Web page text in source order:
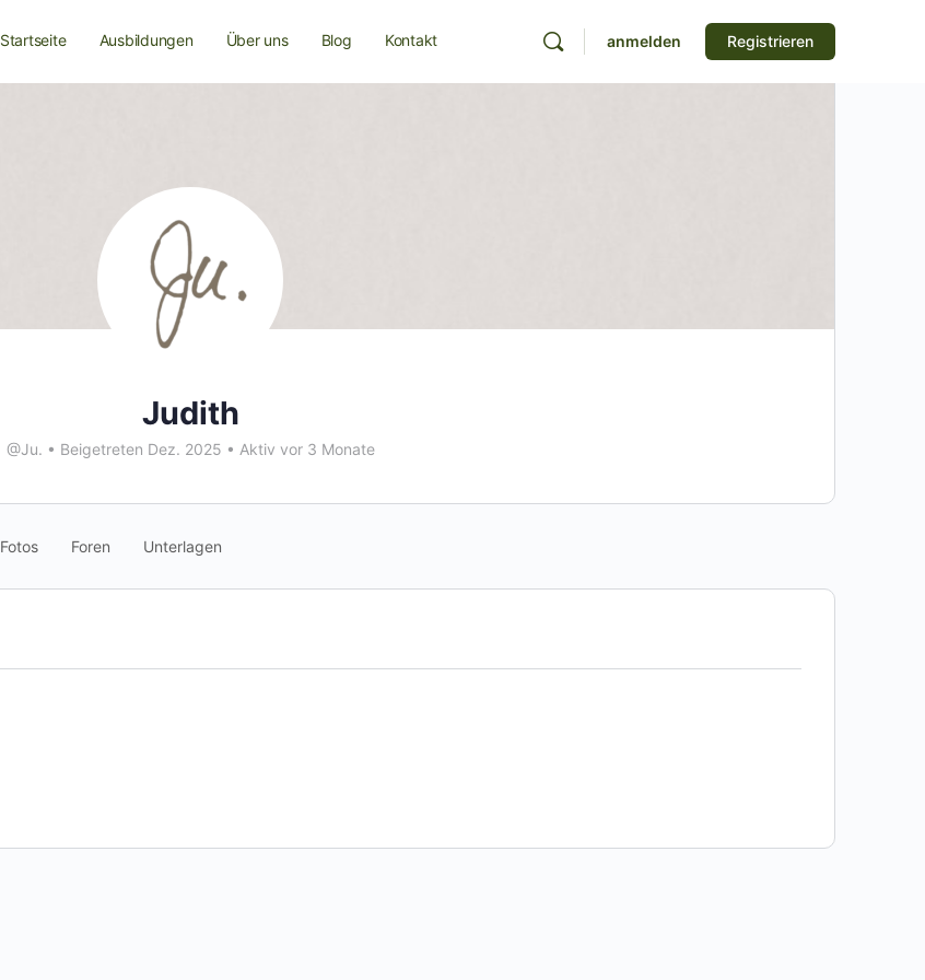
Startseite Ausbildungen Über uns Blog Kontakt anmelden Registrieren
Judith
@Ju. • Beigetreten Dez. 2025 • Aktiv vor 3 Monate
Fotos Foren Unterlagen